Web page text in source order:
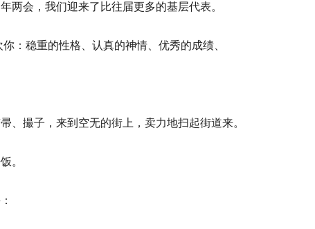
会，我们迎来了比往届更多的基层代表。
：稳重的性格、认真的神情、优秀的成绩、
、撮子，来到空无的街上，卖力地扫起街道来。
。